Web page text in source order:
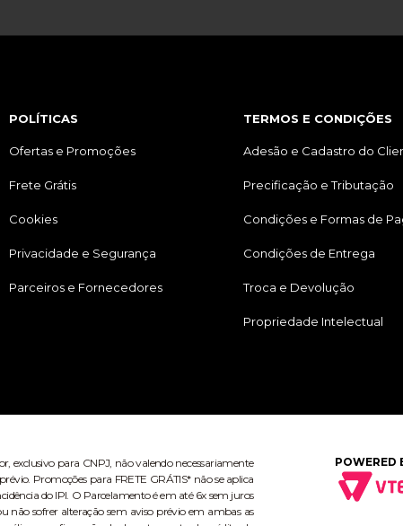
POLÍTICAS
Ofertas e Promoções
Frete Grátis
Cookies
Privacidade e Segurança
Parceiros e Fornecedores
TERMOS E CONDIÇÕES
Adesão e Cadastro do
Precificação e Tributação
Condições e Formas de
Condições de Entrega
Troca e Devolução
Propriedade Intelectual
exclusivo para CNPJ, não valendo necessariamente
Promoções para FRETE GRÁTIS* não se aplica
do IPI. O Parcelamento é em até 6x sem juros
não sofrer alteração sem aviso prévio em ambas as
POWERED